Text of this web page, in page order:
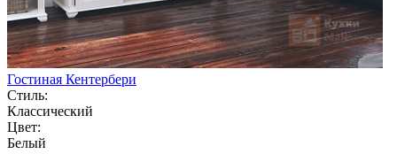
Гостиная Кентербери
Стиль:
Классический
Цвет:
Белый